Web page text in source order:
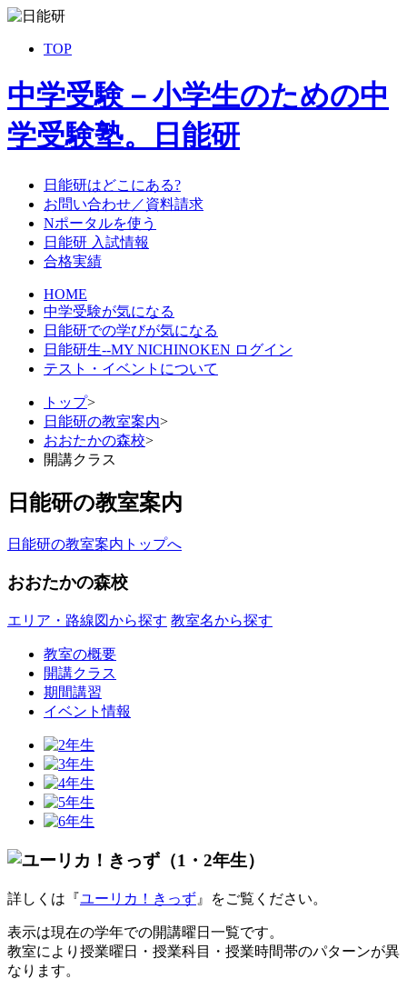
TOP
中学受験－小学生のための中
学受験塾。日能研
日能研はどこにある?
お問い合わせ／資料請求
Nポータルを使う
日能研 入試情報
合格実績
HOME
中学受験が気になる
日能研での学びが気になる
日能研生--MY NICHINOKEN ログイン
テスト・イベントについて
トップ>
日能研の教室案内>
おおたかの森校>
開講クラス
日能研の教室案内
日能研の教室案内トップへ
おおたかの森校
エリア・路線図から探す 教室名から探す
教室の概要
開講クラス
期間講習
イベント情報
詳しくは『ユーリカ！きっず 』をご覧ください。
表示は現在の学年での開講曜日一覧です。
教室により授業曜日・授業科目・授業時間帯のパターンが異
なります。